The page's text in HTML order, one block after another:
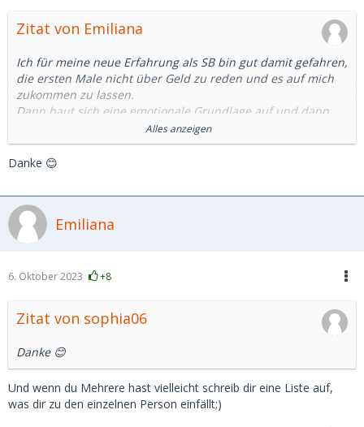
Zitat von Emiliana
Ich für meine neue Erfahrung als SB bin gut damit gefahren,
die ersten Male nicht über Geld zu reden und es auf mich
zukommen zu lassen.
Dann baut sich eine emotionale Grundlage auf und dann
kann man auch darüber reden, welche Preisspanne man
sich vorstellt, mit der Beide zufrieden sind☺️
Es ist ja nicht so, dass die meisten Männer nicht mehr
ist das halt im Vordergrund und das sollte es meiner
Meinung nicht sein.☺️💚
Man muss sich immer auch im Klaren sein, dass mehr Geld
Druckmittel sein kann...+ dass man sich selbst auch Nichts
deine gewünschte Geldsumme stimmt!☺️
Ich hab auch mal überlegt eine Preisspanne mit meinem SD
auszumachen, wo es mal mehr und mal weniger ist. Hat
Alles anzeigen
Danke 😊
Emiliana
6. Oktober 2023 +8
Zitat von sophia06
Danke 😊
Und wenn du Mehrere hast vielleicht schreib dir eine Liste auf,
was dir zu den einzelnen Person einfällt;)